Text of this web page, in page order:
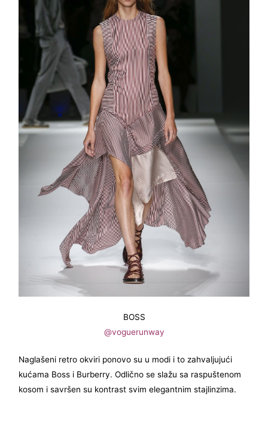
BOSS
@voguerunway
Naglašeni retro okviri ponovo su u modi i to zahvaljujući
kućama Boss i Burberry. Odlično se slažu sa raspuštenom
kosom i savršen su kontrast svim elegantnim stajlinzima.